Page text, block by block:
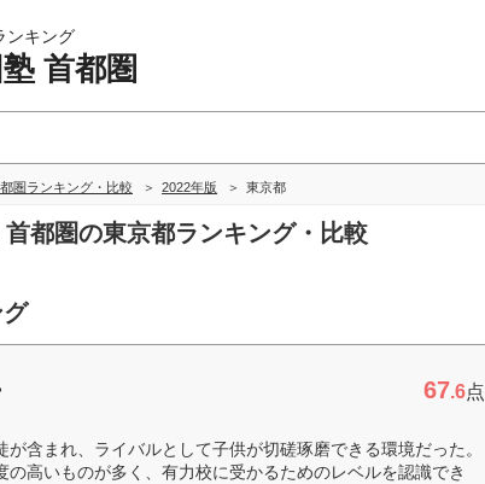
ンキング
首都圏
圏ランキング・比較 2022年版 東京都
首都圏の東京都ランキング・比較
67.6点
含まれ、ライバルとして子供が切磋琢磨できる環境だった。
高いものが多く、有力校に受かるためのレベルを認識でき